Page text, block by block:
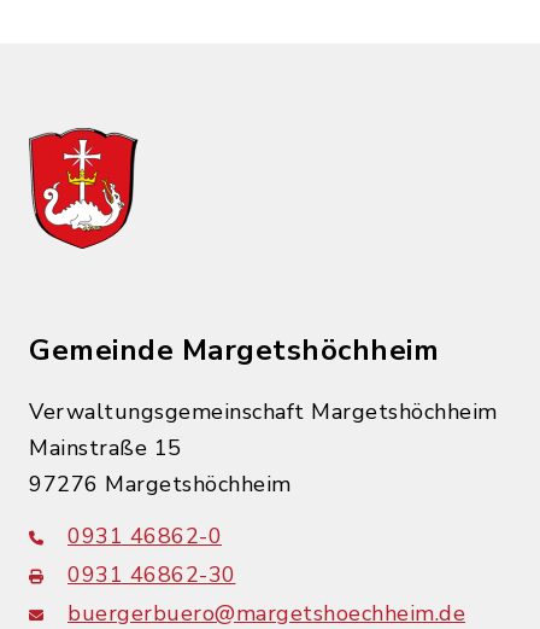
Gemeinde Margetshöchheim
Verwaltungsgemeinschaft Margetshöchheim
Mainstraße 15
97276 Margetshöchheim
0931 46862-0
0931 46862-30
buergerbuero@margetshoechheim.de